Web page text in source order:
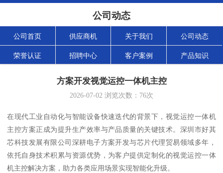
公司动态
公司首页 供应商机 关于我们 公司动态
荣誉认证 招聘中心 客户案例 产品知识
方案开发视觉运控一体机主控
2026-07-02 浏览次数： 76次
在现代工业自动化与智能设备快速迭代的背景下，视觉运控一体机
主控方案正成为提升生产效率与产品质量的关键技术。深圳市好其
芯科技发展有限公司深耕电子方案开发与芯片代理贸易领域多年，
依托自身技术积累与资源优势，为客户提供定制化的视觉运控一体
机主控解决方案，助力各类应用场景实现智能化升级。